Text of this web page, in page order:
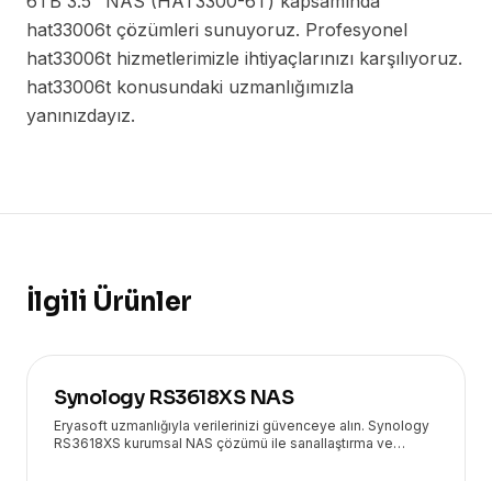
hat33006t çözümleri sunuyoruz. Profesyonel
hat33006t hizmetlerimizle ihtiyaçlarınızı karşılıyoruz.
hat33006t konusundaki uzmanlığımızla
yanınızdayız.
İlgili Ürünler
Synology RS3618XS NAS
Eryasoft uzmanlığıyla verilerinizi güvenceye alın. Synology
RS3618XS kurumsal NAS çözümü ile sanallaştırma ve